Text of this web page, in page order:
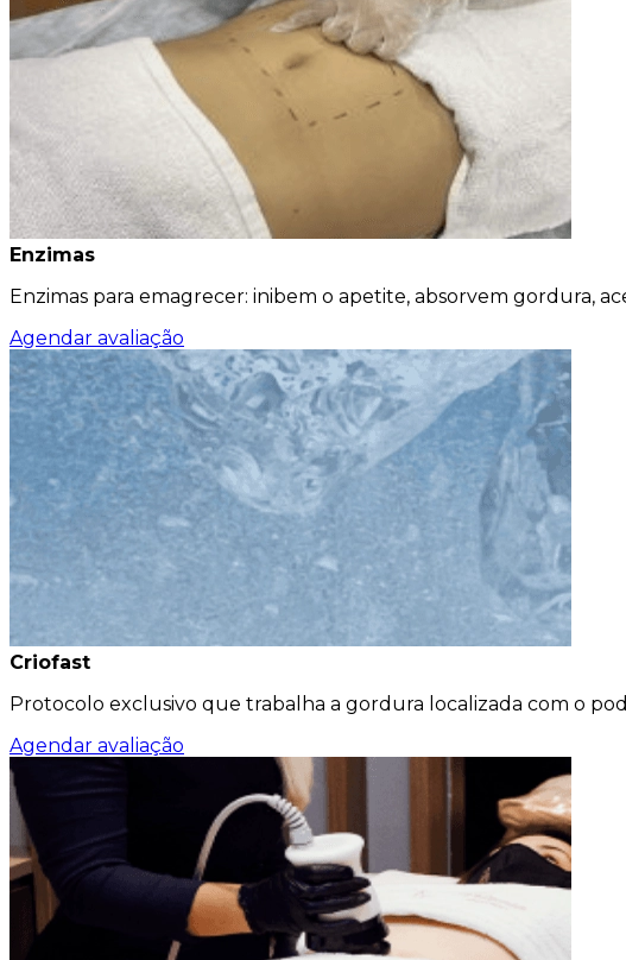
Enzimas
Enzimas para emagrecer: inibem o apetite, absorvem gordura,
Agendar avaliação
Criofast
Protocolo exclusivo que trabalha a gordura localizada com o
Agendar avaliação